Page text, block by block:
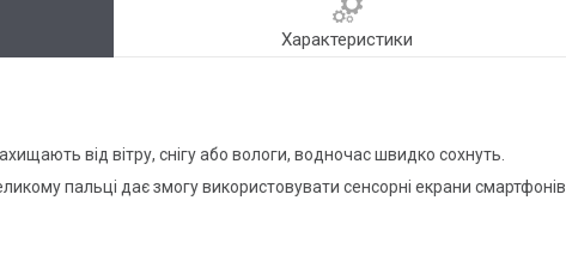
Характеристики
від вітру, снігу або вологи, водночас швидко сохнуть.
пальці дає змогу використовувати сенсорні екрани смартфонів.